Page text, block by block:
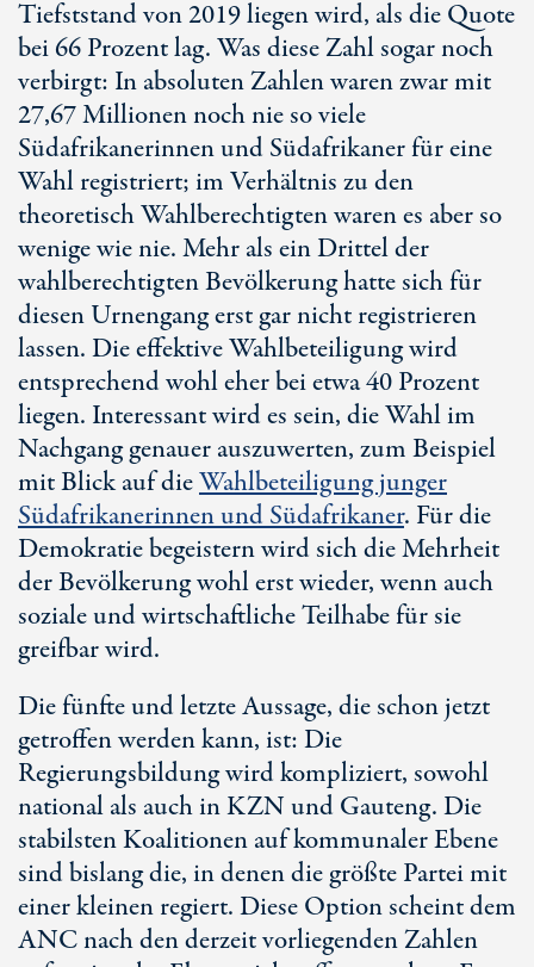
Tiefststand von 2019 liegen wird, als die Quote
bei66 Prozentlag. Was diese Zahl sogar noch
verbirgt: In absoluten Zahlen waren zwar mit
27,67 Millionennoch nie so viele
Südafrikanerinnen und Südafrikaner für eine
Wahl registriert; im Verhältnis zu den
theoretisch Wahlberechtigten waren es aber so
wenige wie nie. Mehr als ein Drittel der
wahlberechtigten Bevölkerung hatte sich für
diesen Urnengang erst gar nicht registrieren
lassen. Die effektive Wahlbeteiligung wird
entsprechend wohl eher bei etwa40 Prozent
liegen. Interessant wird es sein, die Wahl im
Nachgang genauer auszuwerten, zum Beispiel
mit Blick auf dieWahlbeteiligung junger
Südafrikanerinnen und Südafrikaner. Für die
Demokratie begeistern wird sich die Mehrheit
der Bevölkerung wohl erst wieder, wenn auch
soziale und wirtschaftliche Teilhabe für sie
greifbar wird.
Die fünfte und letzte Aussage, die schon jetzt
getroffen werden kann, ist: Die
Regierungsbildung wird kompliziert, sowohl
national als auch in KZN und Gauteng. Die
stabilsten Koalitionen auf kommunaler Ebene
sind bislang die, in denen die größte Partei mit
einer kleinen regiert. Diese Option scheint dem
ANC nach den derzeit vorliegenden Zahlen